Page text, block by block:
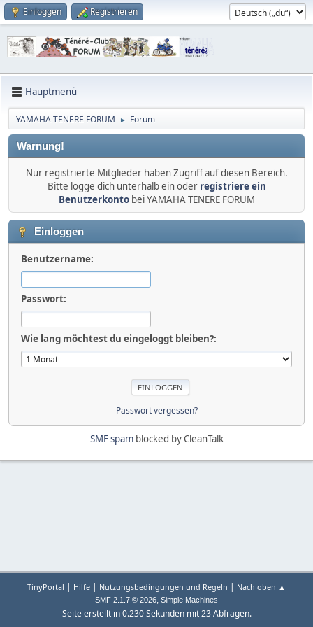
Einloggen Registrieren
Hauptmenü
YAMAHA TENERE FORUM ► Forum
Warnung!
Nur registrierte Mitglieder haben Zugriff auf diesen Bereich.
Bitte logge dich unterhalb ein oder registriere ein
Benutzerkontobei YAMAHA TENERE FORUM
Einloggen
Benutzername:
Passwort:
Wie lang möchtest du eingeloggt bleiben?:
Passwort vergessen?
SMF spamblocked by CleanTalk
TinyPortal | Hilfe | Nutzungsbedingungen und Regeln | Nach oben ▲
SMF 2.1.7 © 2026, Simple Machines
Seite erstellt in 0.230 Sekunden mit 23 Abfragen.